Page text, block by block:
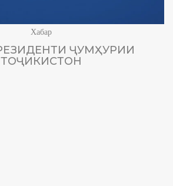
Хабар
ҶУМҲУРИИ
ТОҶИКИСТОН